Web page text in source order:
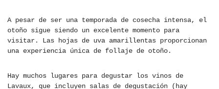
A pesar de ser una temporada de cosecha intensa, el
otoño sigue siendo un excelente momento para
visitar. Las hojas de uva amarillentas proporcionan
una experiencia única de follaje de otoño.
Hay muchos lugares para degustar los vinos de
Lavaux, que incluyen salas de degustación (hay